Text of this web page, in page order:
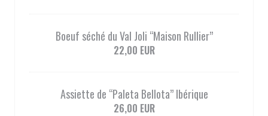
Boeuf séché du Val Joli ‘‘Maison Rullier’’
22,00 EUR
Assiette de ‘‘Paleta Bellota’’ Ibérique
26,00 EUR